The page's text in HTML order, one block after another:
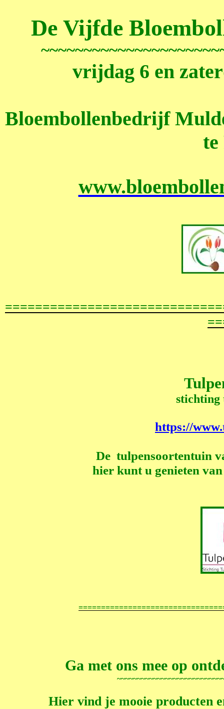
De Vijfde
vrijdag 6 en
Bloembollenbedrijf
te
stichting
https://
De tulpensoortentuin
hier kunt u genieten
Ga met ons mee op
Hier vind je mooie producten